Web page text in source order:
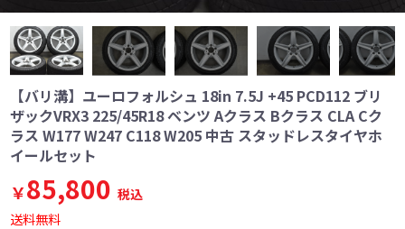
【バリ溝】ユーロフォルシュ 18in 7.5J +45 PCD112 ブリ
ザックVRX3 225/45R18 ベンツ Aクラス Bクラス CLA Cク
ラス W177 W247 C118 W205 中古 スタッドレスタイヤホ
イールセット
￥85,800 税込
送料無料